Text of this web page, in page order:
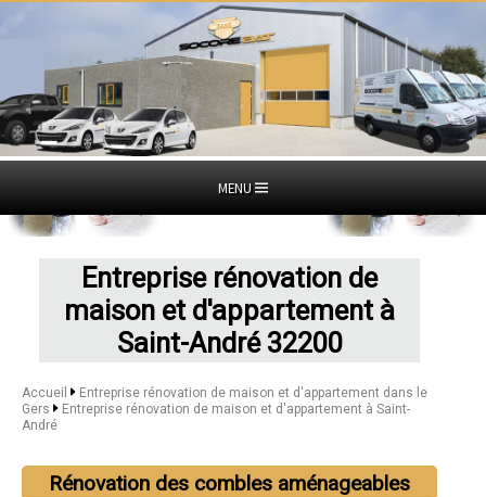
MENU
Entreprise rénovation de
maison et d'appartement à
Saint-André 32200
Accueil
Entreprise rénovation de maison et d'appartement dans le
Gers
Entreprise rénovation de maison et d'appartement à Saint-
André
Rénovation des combles aménageables